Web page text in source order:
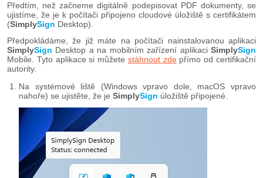
Předtím, než začneme digitálně podepisovat PDF dokumenty, se
ujistíme, že je k počítači připojeno cloudové úložiště s certifikátem
(SimplySign Desktop).
Předpokládáme, že již máte na počítači nainstalovanou aplikaci
SimplySign Desktop a na mobilním zařízení aplikaci SimplySign
Mobile. Tyto aplikace si můžete stáhnout zdepřímo od certifikační
autority.
Na systémové liště (Windows vpravo dole, macOS vpravo
nahoře) se ujistěte, že je SimplySign úložiště připojené.